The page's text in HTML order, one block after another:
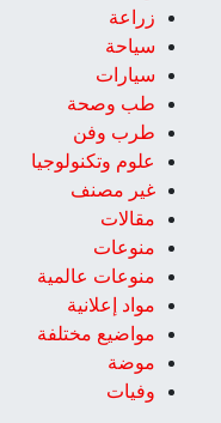
زراعة
سياحة
سيارات
طب وصحة
طرب وفن
علوم وتكنولوجيا
غير مصنف
مقالات
منوعات
منوعات عالمية
مواد إعلانية
مواضيع مختلفة
موضة
وفيات